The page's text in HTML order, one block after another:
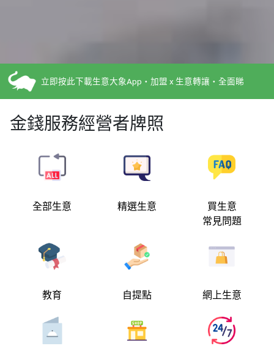
立即按此下載生意大象App・加盟 x 生意轉讓・全面睇
金錢服務經營者牌照
全部生意 精選生意
買生意
常見問題
教育 自提點 網上生意